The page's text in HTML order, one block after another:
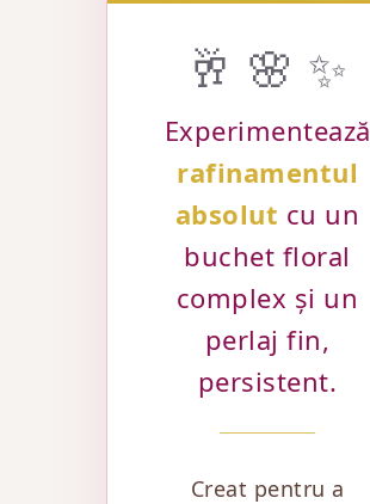
🥂 🌸 ✨
Experimentează
rafinamentul
absolut cu un
buchet floral
complex și un
perlaj fin,
persistent.
Creat pentru a